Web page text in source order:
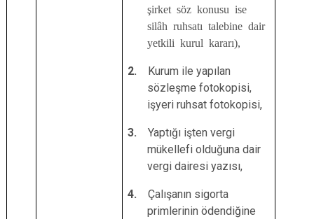
şirket söz konusu ise
silâh ruhsatı talebine dair
yetkili kurul kararı),
2. Kurum ile yapılan
sözleşme fotokopisi,
işyeri ruhsat fotokopisi,
3. Yaptığı işten vergi
mükellefi olduğuna dair
vergi dairesi yazısı,
4. Çalışanın sigorta
primlerinin ödendiğine